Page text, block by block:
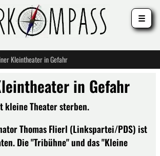
Kleintheater in Gefahr
in Gefahr
kleine Theater sterben.
Thomas Flierl (Linkspartei/PDS) ist
Die "Tribühne" und das "Kleine
☰